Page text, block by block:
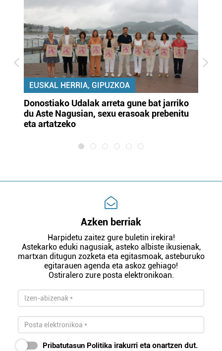
EUSKAL HERRIA, GIPUZKOA
Donostiako Udalak arreta gune bat jarriko
du Aste Nagusian, sexu erasoak prebenitu
eta artatzeko
Azken berriak
Harpidetu zaitez gure buletin irekira!
Astekarko eduki nagusiak, asteko albiste ikusienak,
martxan ditugun zozketa eta egitasmoak, asteburuko
egitarauen agenda eta askoz gehiago!
Ostiralero zure posta elektronikoan.
Pribatutasun Politika irakurri eta onartzen dut.